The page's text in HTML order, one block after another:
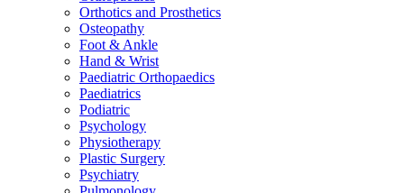
Orthotics and Prosthetics
Osteopathy
Foot & Ankle
Hand & Wrist
Paediatric Orthopaedics
Paediatrics
Podiatric
Psychology
Physiotherapy
Plastic Surgery
Psychiatry